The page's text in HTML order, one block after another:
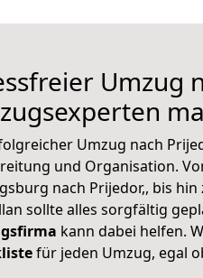
Umzug
Umzug nach
und Organisation.
nach Prijedor,, bis
sollte alles sorgfältig
kann dabei helfen.
für jeden Umzug, egal